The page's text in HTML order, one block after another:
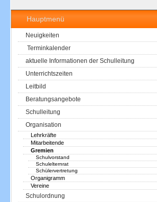
Hauptmenü
Neuigkeiten
Terminkalender
aktuelle Informationen der Schulleitung
Unterrichtszeiten
Leitbild
Beratungsangebote
Schulleitung
Organisation
Lehrkräfte
Mitarbeitende
Gremien
Schulvorstand
Schulelternrat
Schülervertretung
Organigramm
Vereine
Schulordnung